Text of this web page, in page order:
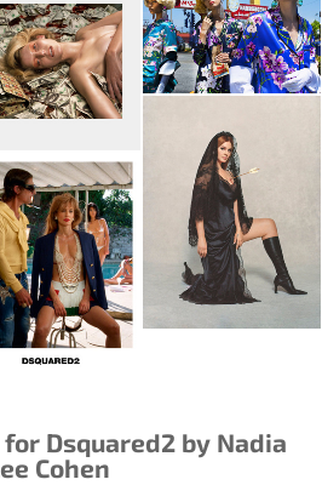
Dsquared2 by Nadia
Cohen